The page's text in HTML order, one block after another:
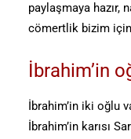
paylaşmaya hazır,
cömertlik bizim
İbrahim’in
İbrahim’in iki oğlu
İbrahim’in karısı